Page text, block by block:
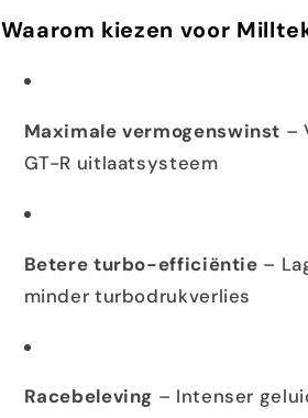
Waarom kiezen voor
Maximale vermogenswinst –
GT-R uitlaatsysteem
Betere turbo-efficiëntie –
minder turbodrukverlies
Racebeleving – Intenser